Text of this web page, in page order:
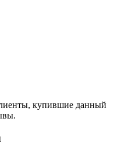
купившие данный